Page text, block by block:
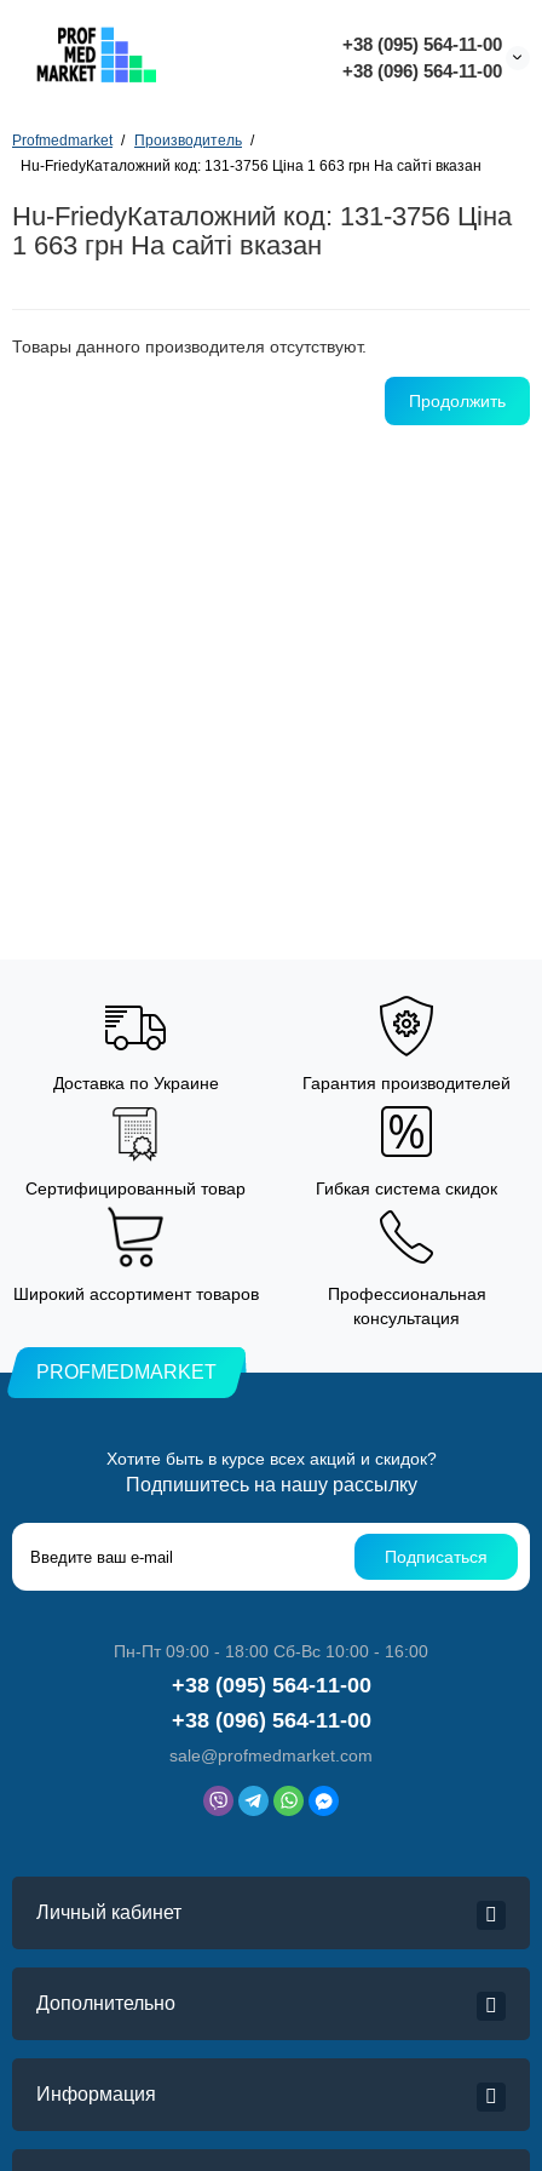
+38 (095) 564-11-00
+38 (096) 564-11-00
Profmedmarket
Производитель
Hu-FriedyКаталожний код: 131-3756 Ціна 1 663 грн На сайті вказан
Hu-FriedyКаталожний код: 131-3756 Ціна
1 663 грн На сайті вказан
Товары данного производителя отсутствуют.
Продолжить
Доставка по Украине Гарантия производителей
Сертифицированный товар Гибкая система скидок
Широкий ассортимент товаров
Профессиональная
консультация
PROFMEDMARKET
Хотите быть в курсе всех акций и скидок?
Подпишитесь на нашу рассылку
Подписаться
Пн-Пт 09:00 - 18:00 Сб-Вс 10:00 - 16:00
+38 (095) 564-11-00
+38 (096) 564-11-00
sale@profmedmarket.com
Личный кабинет
Дополнительно
Информация